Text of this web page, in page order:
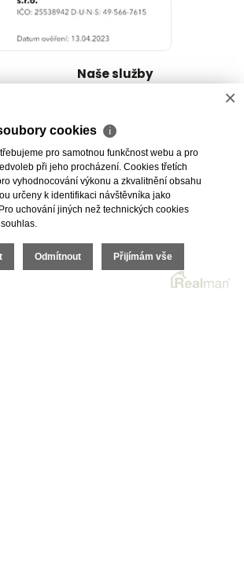
Naše služby
Odhady nemovitostí
Dražby
Geodetické práce
Úschovy kupních cen
Právní servis
×
cookies ℹ
pro samotnou funkčnost webu a pro
při jeho procházení. Cookies třetích
vyhodnocování výkonu a zkvalitnění obsahu
určeny k identifikaci návštěvníka jako
uchování jiných než technických cookies
Odmítnout Přijímám vše